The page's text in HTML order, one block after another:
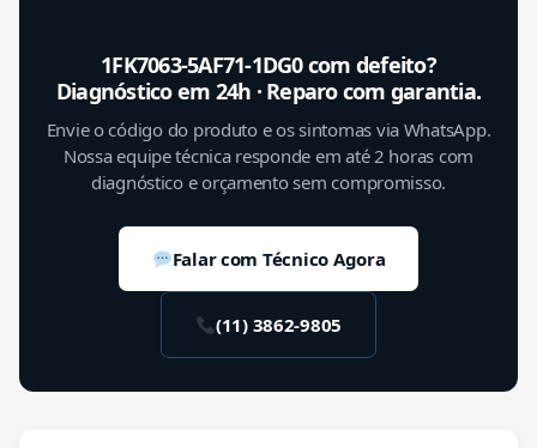
1FK7063-5AF71-1DG0 com defeito?
Diagnóstico em 24h · Reparo com garantia.
Envie o código do produto e os sintomas via WhatsApp.
Nossa equipe técnica responde em até 2 horas com
diagnóstico e orçamento sem compromisso.
Falar com Técnico Agora
(11) 3862-9805